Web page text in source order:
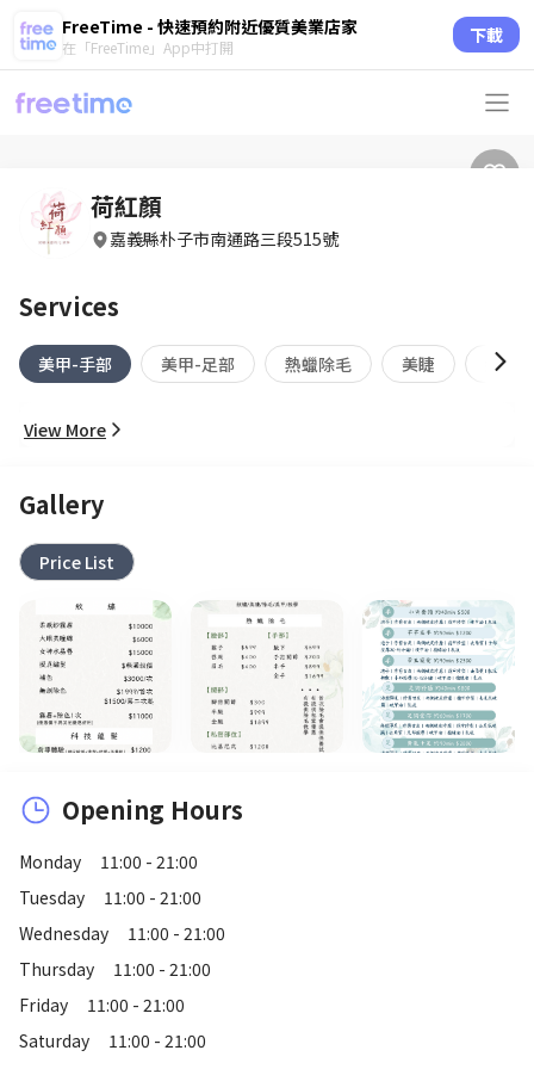
FreeTime - 快速預約附近優質美業店家
在「FreeTime」App中打開 下載
荷紅顏
嘉義縣朴子市南通路三段515號
Services
美甲-手部 美甲-足部 熱蠟除毛 美睫 紋繡
View More
Gallery
Price List
Opening Hours
Monday
11:00 - 21:00
Tuesday
11:00 - 21:00
Wednesday
11:00 - 21:00
Thursday
11:00 - 21:00
Friday
11:00 - 21:00
Saturday
11:00 - 21:00